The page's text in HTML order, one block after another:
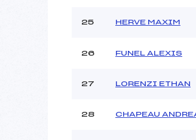
25 HERVE MAXIM
26 FUNEL ALEXIS
27 LORENZI ETHAN
28 CHAPEAU